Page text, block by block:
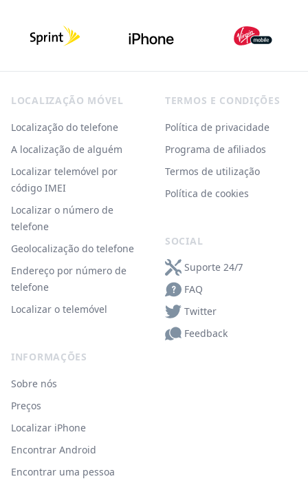
LOCALIZAÇÃO MÓVEL
Localização do telefone
A localização de alguém
Localizar telemóvel por
código IMEI
Localizar o número de
telefone
Geolocalização do telefone
Endereço por número de
telefone
Localizar o telemóvel
INFORMAÇÕES
Sobre nós
Preços
Localizar iPhone
Encontrar Android
Encontrar uma pessoa
TERMOS E CONDIÇÕES
Política de privacidade
Programa de afiliados
Termos de utilização
Política de cookies
SOCIAL
Suporte 24/7
FAQ
Twitter
Feedback